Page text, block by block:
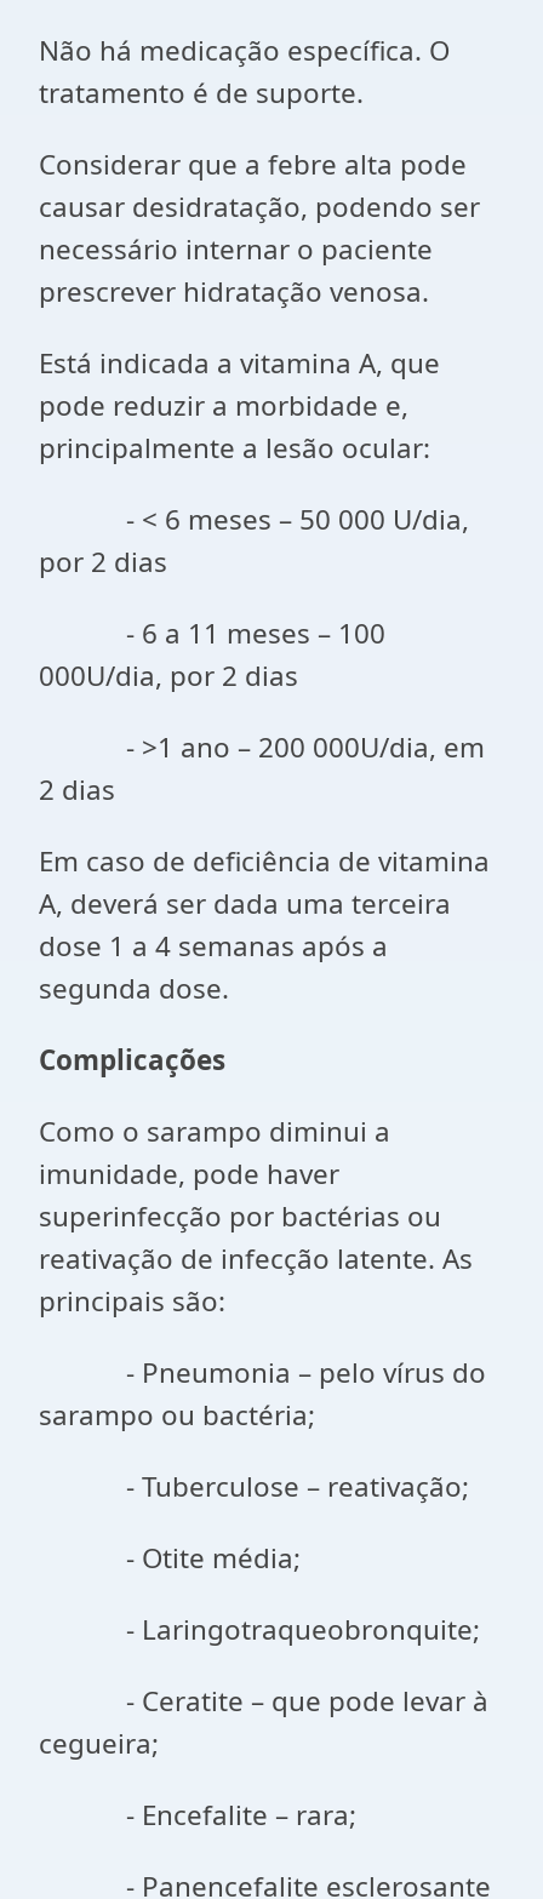
Não há medicação específica. O
tratamento é de suporte.
Considerar que a febre alta pode
causar desidratação, podendo ser
necessário internar o paciente
prescrever hidratação venosa.
Está indicada a vitamina A, que
pode reduzir a morbidade e,
principalmente a lesão ocular:
- < 6 meses – 50 000 U/dia,
por 2 dias
- 6 a 11 meses – 100
000U/dia, por 2 dias
- >1 ano – 200 000U/dia, em
2 dias
Em caso de deficiência de vitamina
A, deverá ser dada uma terceira
dose 1 a 4 semanas após a
segunda dose.
Complicações
Como o sarampo diminui a
imunidade, pode haver
superinfecção por bactérias ou
reativação de infecção latente. As
principais são:
- Pneumonia – pelo vírus do
sarampo ou bactéria;
- Tuberculose – reativação;
- Otite média;
- Laringotraqueobronquite;
- Ceratite – que pode levar à
cegueira;
- Encefalite – rara;
- Panencefalite esclerosante